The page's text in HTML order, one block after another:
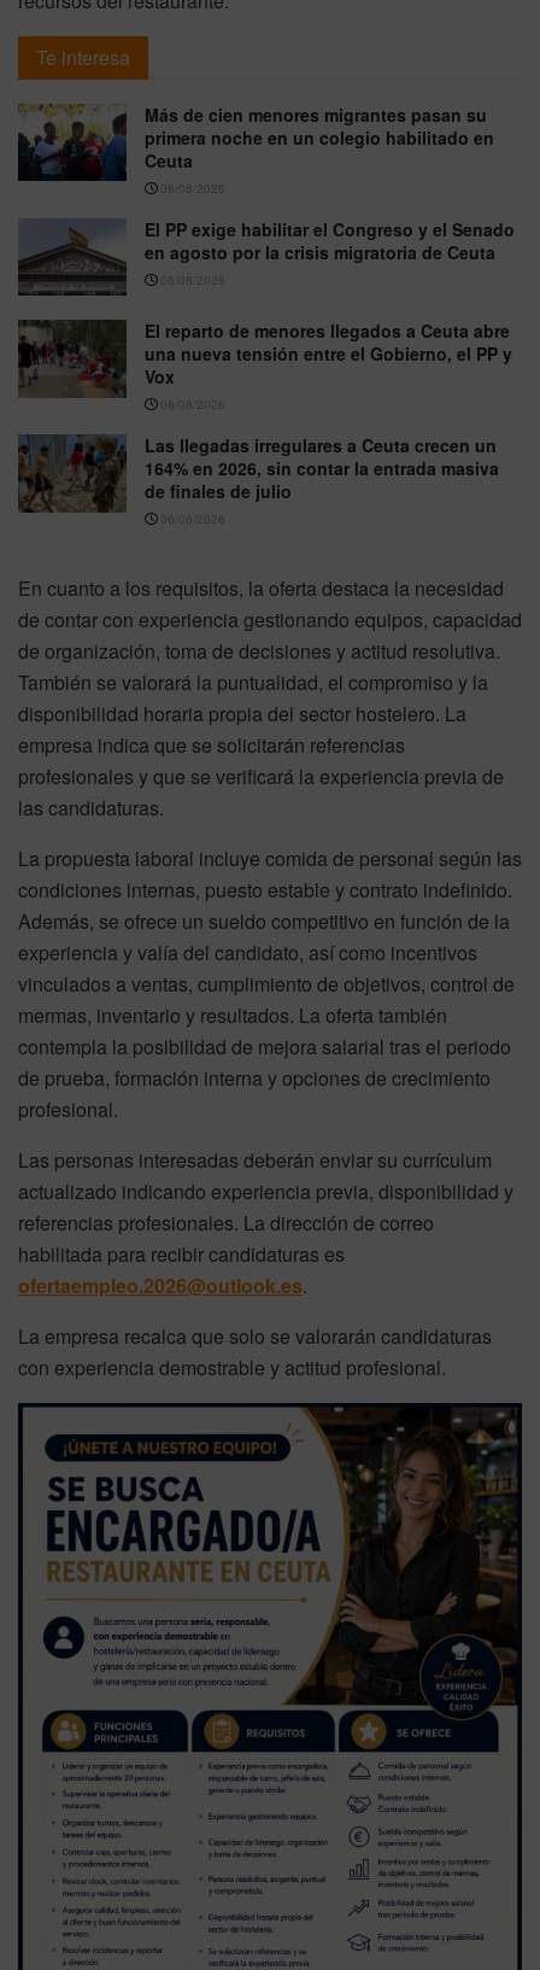
Te interesa
Más de cien menores migrantes pasan su
primera noche en un colegio habilitado en
Ceuta
06/08/2026
El PP exige habilitar el Congreso y el Senado
en agosto por la crisis migratoria de Ceuta
06/08/2026
El reparto de menores llegados a Ceuta abre
una nueva tensión entre el Gobierno, el PP y
Vox
06/08/2026
Las llegadas irregulares a Ceuta crecen un
164% en 2026, sin contar la entrada masiva
de finales de julio
06/08/2026
En cuanto a los requisitos, la oferta destaca la necesidad
de contar con experiencia gestionando equipos, capacidad
de organización, toma de decisiones y actitud resolutiva.
También se valorará la puntualidad, el compromiso y la
disponibilidad horaria propia del sector hostelero. La
empresa indica que se solicitarán referencias
profesionales y que se verificará la experiencia previa de
las candidaturas.
La propuesta laboral incluye comida de personal según las
condiciones internas, puesto estable y contrato indefinido.
Además, se ofrece un sueldo competitivo en función de la
experiencia y valía del candidato, así como incentivos
vinculados a ventas, cumplimiento de objetivos, control de
mermas, inventario y resultados. La oferta también
contempla la posibilidad de mejora salarial tras el periodo
de prueba, formación interna y opciones de crecimiento
profesional.
Las personas interesadas deberán enviar su currículum
actualizado indicando experiencia previa, disponibilidad y
referencias profesionales. La dirección de correo
habilitada para recibir candidaturas es
ofertaempleo.2026@outlook.es.
La empresa recalca que solo se valorarán candidaturas
con experiencia demostrable y actitud profesional.